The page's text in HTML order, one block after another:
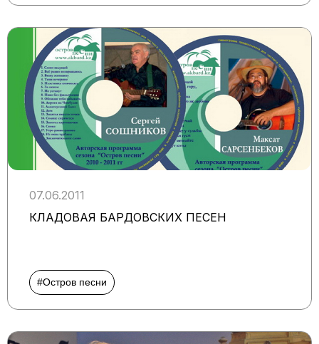
07.06.2011
КЛАДОВАЯ БАРДОВСКИХ ПЕСЕН
#Остров песни